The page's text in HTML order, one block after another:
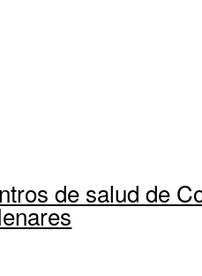
de salud de